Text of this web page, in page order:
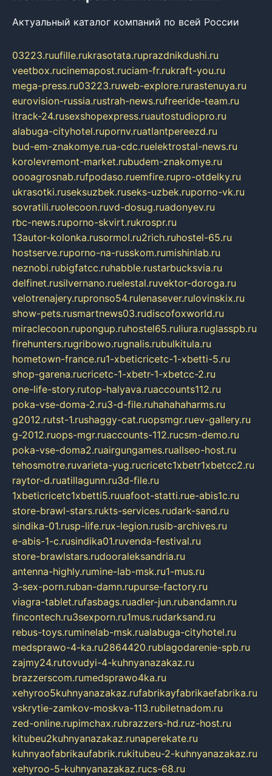
Актуальный каталог компаний по всей России
03223.ruufille.rukrasotata.ruprazdnikdushi.ru
veetbox.rucinemapost.ruciam-fr.rukraft-you.ru
mega-press.ru03223.ruweb-explore.rurastenuya.ru
eurovision-russia.rustrah-news.rufreeride-team.ru
itrack-24.rusexshopexpress.ruautostudiopro.ru
alabuga-cityhotel.rupornv.ruatlantpereezd.ru
bud-em-znakomye.rua-cdc.ruelektrostal-news.ru
korolevremont-market.rubudem-znakomye.ru
oooagrosnab.rufpodaso.ruemfire.rupro-otdelky.ru
ukrasotki.ruseksuzbek.ruseks-uzbek.ruporno-vk.ru
sovratili.ruolecoon.ruvd-dosug.ruadonyev.ru
rbc-news.ruporno-skvirt.rukrospr.ru
13autor-kolonka.rusormol.ru2rich.ruhostel-65.ru
hostserve.ruporno-na-russkom.rumishinlab.ru
neznobi.rubigfatcc.ruhabble.rustarbucksvia.ru
delfinet.rusilvernano.ruelestal.ruvektor-doroga.ru
velotrenajery.rupronso54.rulenasever.rulovinskix.ru
show-pets.rusmartnews03.rudiscofoxworld.ru
miraclecoon.rupongup.ruhostel65.ruliura.ruglasspb.ru
firehunters.rugribowo.rugnalis.rubulkitula.ru
hometown-france.ru1-xbeticricetc-1-xbetti-5.ru
shop-garena.rucricetc-1-xbetr-1-xbetcc-2.ru
one-life-story.rutop-halyava.ruaccounts112.ru
poka-vse-doma-2.ru3-d-file.ruhahahaharms.ru
g2012.rutst-1.rushaggy-cat.ruopsmgr.ruev-gallery.ru
g-2012.ruops-mgr.ruaccounts-112.rucsm-demo.ru
poka-vse-doma2.ruairgungames.ruallseo-host.ru
tehosmotre.ruvarieta-yug.rucricetc1xbetr1xbetcc2.ru
raytor-d.ruatillagunn.ru3d-file.ru
1xbeticricetc1xbetti5.ruuafoot-statti.rue-abis1c.ru
store-brawl-stars.rukts-services.rudark-sand.ru
sindika-01.rusp-life.rux-legion.rusib-archives.ru
e-abis-1-c.rusindika01.ruvenda-festival.ru
store-brawlstars.rudooraleksandria.ru
antenna-highly.rumine-lab-msk.ru1-mus.ru
3-sex-porn.ruban-damn.rupurse-factory.ru
viagra-tablet.rufasbags.ruadler-jun.rubandamn.ru
fincontech.ru3sexporn.ru1mus.rudarksand.ru
rebus-toys.ruminelab-msk.rualabuga-cityhotel.ru
medsprawo-4-ka.ru2864420.rublagodarenie-spb.ru
zajmy24.rutovudyi-4-kuhnyanazakaz.ru
brazzerscom.rumedsprawo4ka.ru
xehyroo5kuhnyanazakaz.rufabrikayfabrikaefabrika.ru
vskrytie-zamkov-moskva-113.rubiletnadom.ru
zed-online.rupimchax.rubrazzers-hd.ruz-host.ru
kitubeu2kuhnyanazakaz.runaperekate.ru
kuhnyaofabrikaufabrik.rukitubeu-2-kuhnyanazakaz.ru
xehyroo-5-kuhnyanazakaz.rucs-68.ru